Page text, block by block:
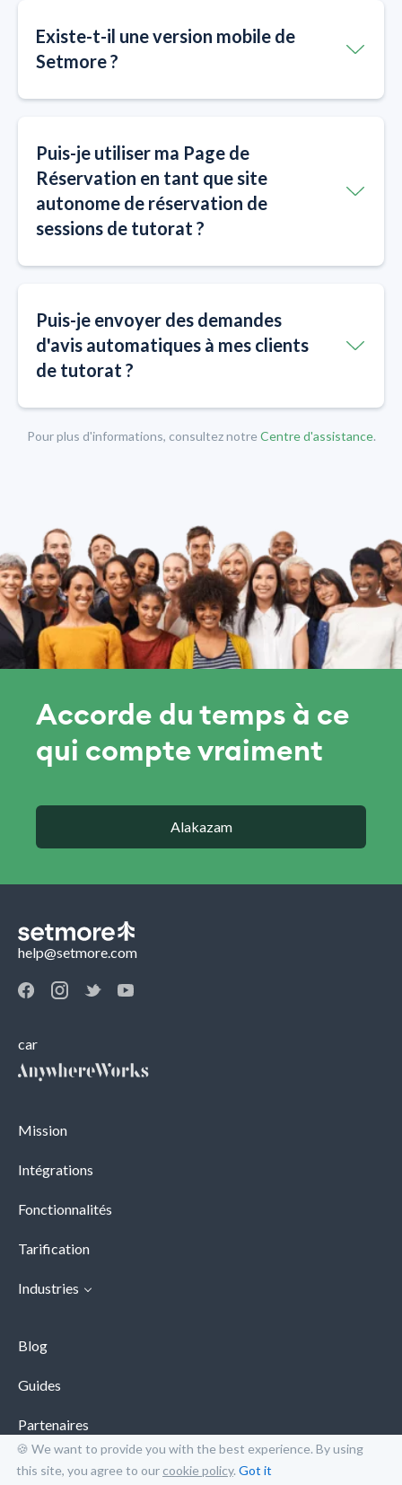
Existe-t-il une version mobile de
Setmore ?
Puis-je utiliser ma Page de
Réservation en tant que site
autonome de réservation de
sessions de tutorat ?
Puis-je envoyer des demandes
d'avis automatiques à mes clients
de tutorat ?
Pour plus d'informations, consultez notre Centre d'assistance.
Accorde du temps à ce
qui compte vraiment
Alakazam
help@setmore.com
car
Mission
Intégrations
Fonctionnalités
Tarification
Industries
Blog
Guides
Partenaires
Assistance
🍪 We want to provide you with the best experience. By using
this site, you agree to our cookie policy. Got it